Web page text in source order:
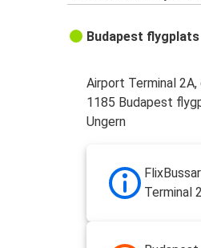
Budapest flygplats
Airport Terminal
1185 Budapest
Ungern
Terminal